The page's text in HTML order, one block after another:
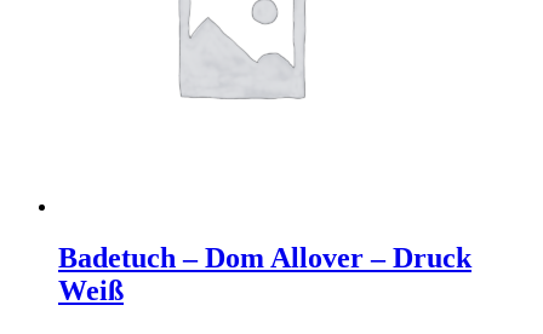
Badetuch – Dom Allover – Druck
Weiß